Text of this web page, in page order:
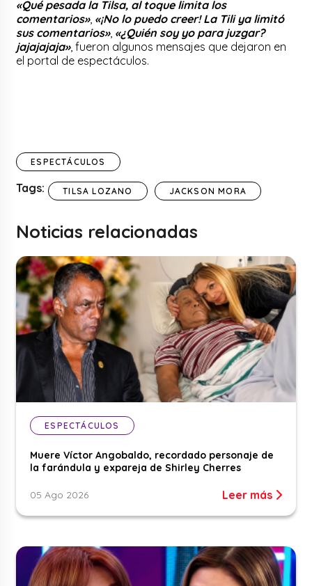
«Qué pesada la Tilsa, al toque limita los
comentarios», «¡No lo puedo creer! La Tili ya limitó
sus comentarios», «¿Quién soy yo para juzgar?
jajajajaja», fueron algunos mensajes que dejaron en
el portal de espectáculos.
ESPECTÁCULOS
Tags: TILSA LOZANO JACKSON MORA
Noticias relacionadas
ESPECTÁCULOS
Muere Víctor Angobaldo, recordado personaje de
la farándula y expareja de Shirley Cherres
05 Ago 2026 Leer más